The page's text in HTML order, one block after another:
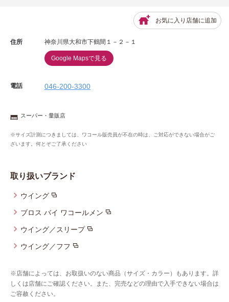
お気に入り店舗に追加
住所 神奈川県大和市下鶴間１－２－１
Google Mapsで見る
電話 046-200-3300
スーパー・量販店
※サイズ計測につきましては、ワコール販売員が不在の時は、ご対応ができない場合がご
ざいます。何とぞご了承ください
取り扱いブランド
ウイング
ブロス バイ ワコールメン
ウイング／スリープ
ウイング／フフ
※店舗によっては、お取扱いのない商品（サイズ・カラー）もあります。詳
しくは店舗にご確認ください。また、完売などの理由で入手できない場合は
ご容赦ください。